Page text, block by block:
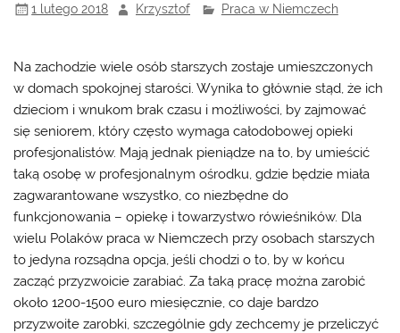
1 lutego 2018 Krzysztof Praca w Niemczech
Na zachodzie wiele osób starszych zostaje umieszczonych
w domach spokojnej starości. Wynika to głównie stąd, że ich
dzieciom i wnukom brak czasu i możliwości, by zajmować
się seniorem, który często wymaga całodobowej opieki
profesjonalistów. Mają jednak pieniądze na to, by umieścić
taką osobę w profesjonalnym ośrodku, gdzie będzie miała
zagwarantowane wszystko, co niezbędne do
funkcjonowania – opiekę i towarzystwo rówieśników. Dla
wielu Polaków praca w Niemczech przy osobach starszych
to jedyna rozsądna opcja, jeśli chodzi o to, by w końcu
zacząć przyzwoicie zarabiać. Za taką pracę można zarobić
około 1200-1500 euro miesięcznie, co daje bardzo
przyzwoite zarobki, szczególnie gdy zechcemy je przeliczyć